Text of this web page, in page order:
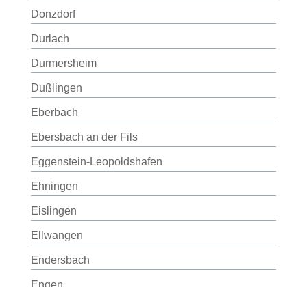
Donzdorf
Durlach
Durmersheim
Dußlingen
Eberbach
Ebersbach an der Fils
Eggenstein-Leopoldshafen
Ehningen
Eislingen
Ellwangen
Endersbach
Engen